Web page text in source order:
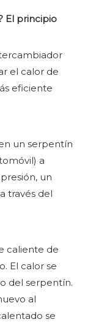
El principio
el calor de
eficiente
un serpentín
a
un
través del
caliente de
El calor se
del serpentín.
al
se